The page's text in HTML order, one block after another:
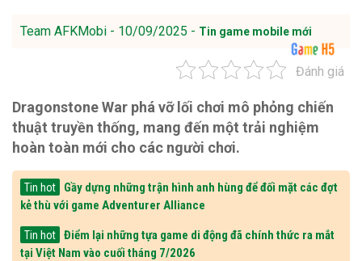
Team AFKMobi - 10/09/2025 - Tin game mobile mới
Đánh giá
Dragonstone War phá vỡ lối chơi mô phỏng chiến
thuật truyền thống, mang đến một trải nghiệm
hoàn toàn mới cho các người chơi.
Tin hot
Gầy dựng những trận hình anh hùng để đối mặt các đợt
kẻ thù với game Adventurer Alliance
Tin hot
Điểm lại những tựa game di động đã chính thức ra mắt
tại Việt Nam vào cuối tháng 7/2026